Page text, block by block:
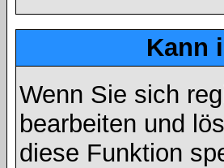
Kann
Wenn Sie sich
bearbeiten und
diese Funktion